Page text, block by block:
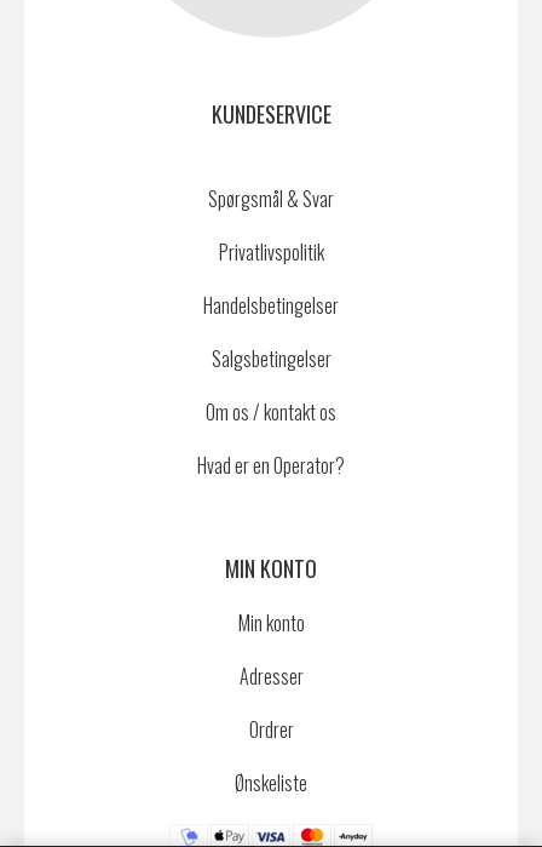
KUNDESERVICE
Spørgsmål & Svar
Privatlivspolitik
Handelsbetingelser
Salgsbetingelser
Om os / kontakt os
Hvad er en Operator?
MIN KONTO
Min konto
Adresser
Ordrer
Ønskeliste